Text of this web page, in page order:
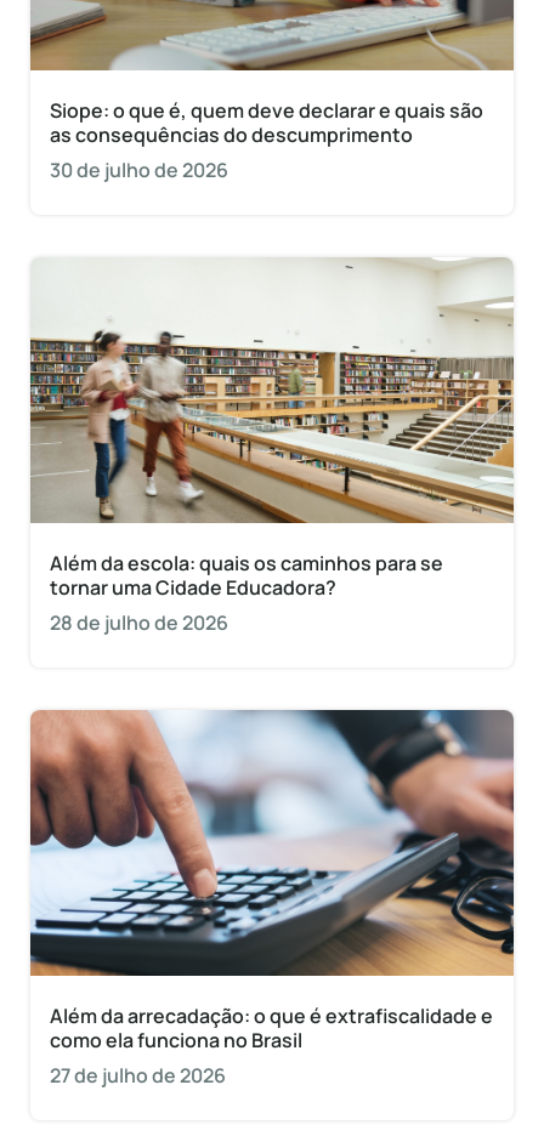
Siope: o que é, quem deve declarar e quais são
as consequências do descumprimento
30 de julho de 2026
Além da escola: quais os caminhos para se
tornar uma Cidade Educadora?
28 de julho de 2026
Além da arrecadação: o que é extrafiscalidade e
como ela funciona no Brasil
27 de julho de 2026